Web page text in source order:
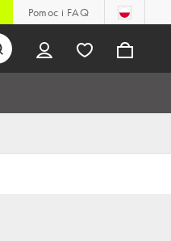
Pomoc i FAQ